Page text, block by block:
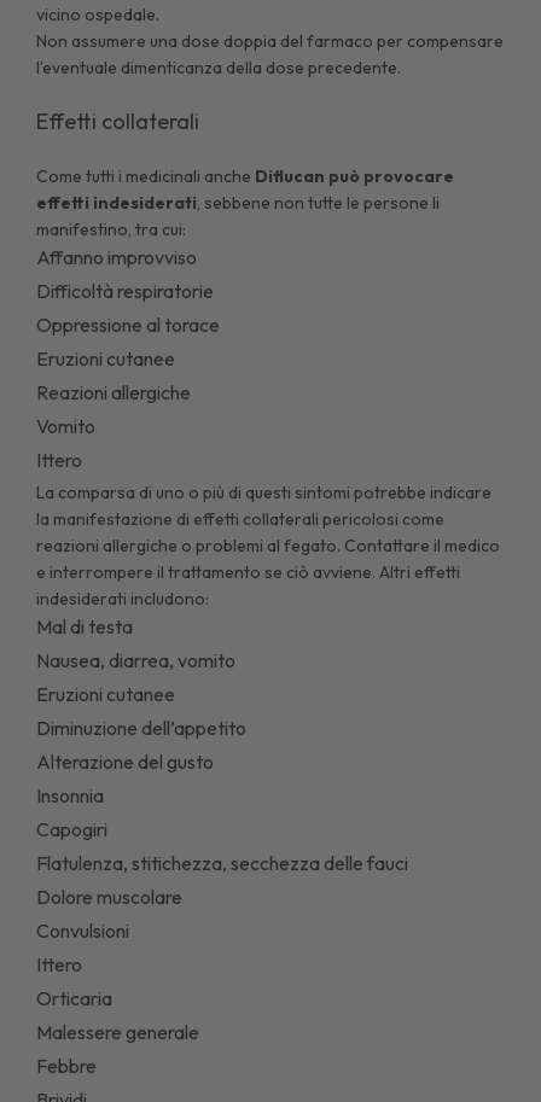
vicino ospedale.
Non assumere una dose doppia del farmaco per compensare
l’eventuale dimenticanza della dose precedente.
Effetti collaterali
Come tutti i medicinali anche Diflucan può provocare
effetti indesiderati, sebbene non tutte le persone li
manifestino, tra cui:
Affanno improvviso
Difficoltà respiratorie
Oppressione al torace
Eruzioni cutanee
Reazioni allergiche
Vomito
Ittero
La comparsa di uno o più di questi sintomi potrebbe indicare
la manifestazione di effetti collaterali pericolosi come
reazioni allergiche o problemi al fegato. Contattare il medico
e interrompere il trattamento se ciò avviene. Altri effetti
indesiderati includono:
Mal di testa
Nausea, diarrea, vomito
Eruzioni cutanee
Diminuzione dell’appetito
Alterazione del gusto
Insonnia
Capogiri
Flatulenza, stitichezza, secchezza delle fauci
Dolore muscolare
Convulsioni
Ittero
Orticaria
Malessere generale
Febbre